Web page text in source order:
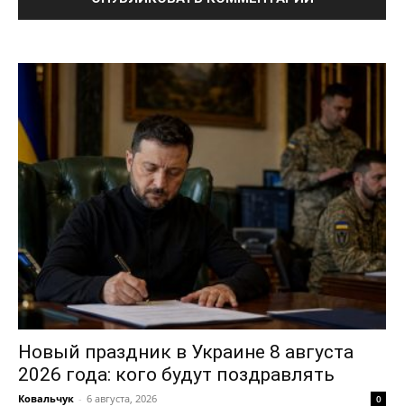
Новый праздник в Украине 8 августа
2026 года: кого будут поздравлять
Ковальчук - 6 августа, 2026 0